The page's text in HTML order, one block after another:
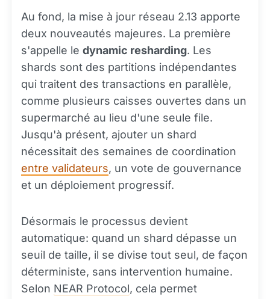
Au fond, la mise à jour réseau 2.13 apporte
deux nouveautés majeures. La première
s'appelle le dynamic resharding. Les
shards sont des partitions indépendantes
qui traitent des transactions en parallèle,
comme plusieurs caisses ouvertes dans un
supermarché au lieu d'une seule file.
Jusqu'à présent, ajouter un shard
nécessitait des semaines de coordination
entre validateurs, un vote de gouvernance
et un déploiement progressif.
Désormais le processus devient
automatique: quand un shard dépasse un
seuil de taille, il se divise tout seul, de façon
déterministe, sans intervention humaine.
Selon NEAR Protocol, cela permet